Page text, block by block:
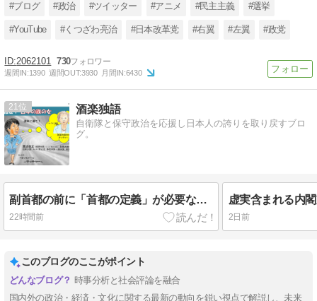
#ブログ #政治 #ツイッター #アニメ #民主主義 #選挙
#YouTube #くつざわ亮治 #日本改革党 #右翼 #左翼 #政党
2062101 730
週間IN:1390 週間OUT:3930 月間IN:6430
21 酒楽独語
自衛隊と保守政治を応援し日本人の誇りを取り戻すブロ
グ。
副首都の前に「首都の定義」が必要なのでは？
22時間前 2日前
このブログのここがポイント
時事分析と社会評論を融合
国内外の政治・経済・文化に関する最新の動向を鋭い視点で解説し、未来